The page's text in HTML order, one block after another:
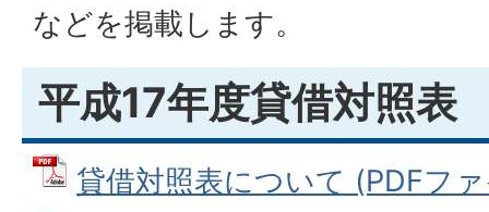
などを掲載します。
平成17年度貸借対照表
貸借対照表について (PDFフ